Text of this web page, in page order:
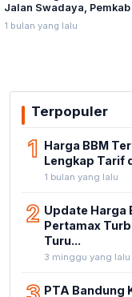
Jalan Swadaya, Pemkab
Sebut Pendampingan
Bukan Kewenangannya
1 bulan yang lalu
Terpopuler
1 Harga BBM
Lengkap Tarif
1 bulan yang lalu
2 Update Harga
Pertamax
Turu...
3 minggu yang lalu
PTA Bandung